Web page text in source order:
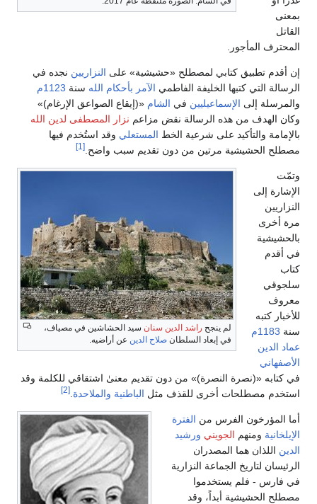
المأجور.
أقدم تطبيق كتابي لمصطلح «حشيشية» على النزارييننجده في
التي كتبها الخليفة الفاطميالآمر بأحكام اللهسنة 1123م
إلى الإسماعيليينفي الشام«(إيقاع الصواعق الإرغام)»
الهدف من هذه الرسالة نقض مزاعم نزار المصطفى لدين الله
والتأكيد على شرعية الخطالمستعليوقد استُخدم فيها
الحشيشية مرتين من دون تقديم سبب واضح.[1]
لم ينجح راشد الدين سنان سيد الحشاشين في مصياف،
في إبعاد السلطانصلاح الدين عن أراضيه.
إلى
أخرى
أقدم
كتبه
1183م
الدين
كتابه «(نصرة النصرة)» من دون تقديم معنىٰ اشتقاقي للكلمة وقد
مصطلحات أخرى للقذف مثل الباطنية والملاحدة.
[2]
المؤرخون الفرس من الفترة
ومنهمالجويني ورشيد
اللذان هما المصدران
لتاريخ الجماعة النزارية
فارس - فلم يستخدموا
الحشيشية أبداً، وقد